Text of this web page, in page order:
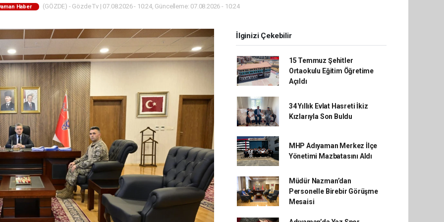
Haber (GÖZDE) - Gözde Tv | 07.08.2026 - 10:24, Güncelleme: 07.08.2026 - 10:24
İlginizi Çekebilir
15 Temmuz Şehitler
Ortaokulu Eğitim Öğretime
Açıldı
34 Yıllık Evlat Hasreti İkiz
Kızlarıyla Son Buldu
MHP Adıyaman Merkez İlçe
Yönetimi Mazbatasını Aldı
Müdür Nazman’dan
Personelle Birebir Görüşme
Mesaisi